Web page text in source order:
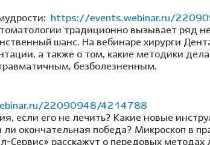
https://events.webinar.ru/
традиционно вызывает ряд
шанс. На вебинаре хирурги
а также о том, какие методики
безболезненным.
22090948/4214788
если его не лечить? Какие новые
окончательная победа? Микроскоп в
расскажут о передовых методах